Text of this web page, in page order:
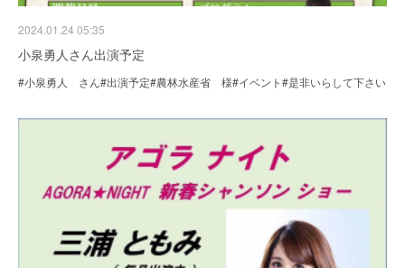
2024.01.24 05:35
小泉勇人さん出演予定
#小泉勇人 さん#出演予定#農林水産省 様#イベント#是非いらして下さい